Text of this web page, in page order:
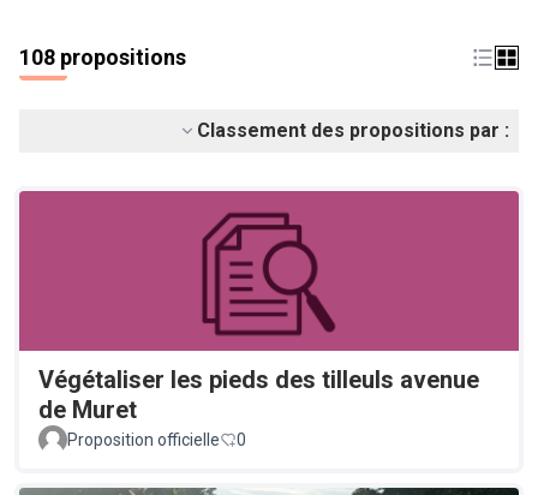
108 propositions
Classement des propositions par :
Végétaliser les pieds des tilleuls avenue
de Muret
Proposition officielle 0